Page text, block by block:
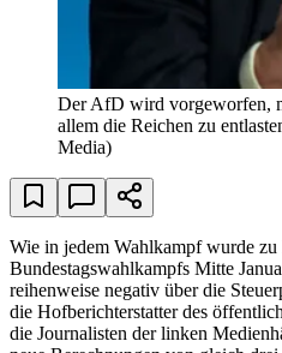
Der AfD wird vorgeworfen,
allem die Reichen zu
Media)
Wie in jedem Wahlkampf wurde zu
Bundestagswahlkampfs Mitte
reihenweise negativ über die
die Hofberichterstatter des
die Journalisten der linken